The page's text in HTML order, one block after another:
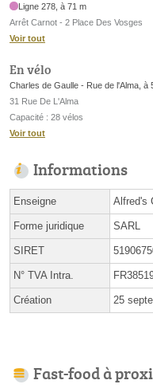
Ligne 278, à 71 m
Arrêt Carnot - 2 Place Des Vosges
Voir tout
En vélo
Charles de Gaulle - Rue de l'Alma, à
31 Rue De L'Alma
Capacité : 28 vélos
Voir tout
Informations
Enseigne Alfred's
Forme juridique SARL
SIRET
N° TVA Intra.
Création 25
Fast-food à